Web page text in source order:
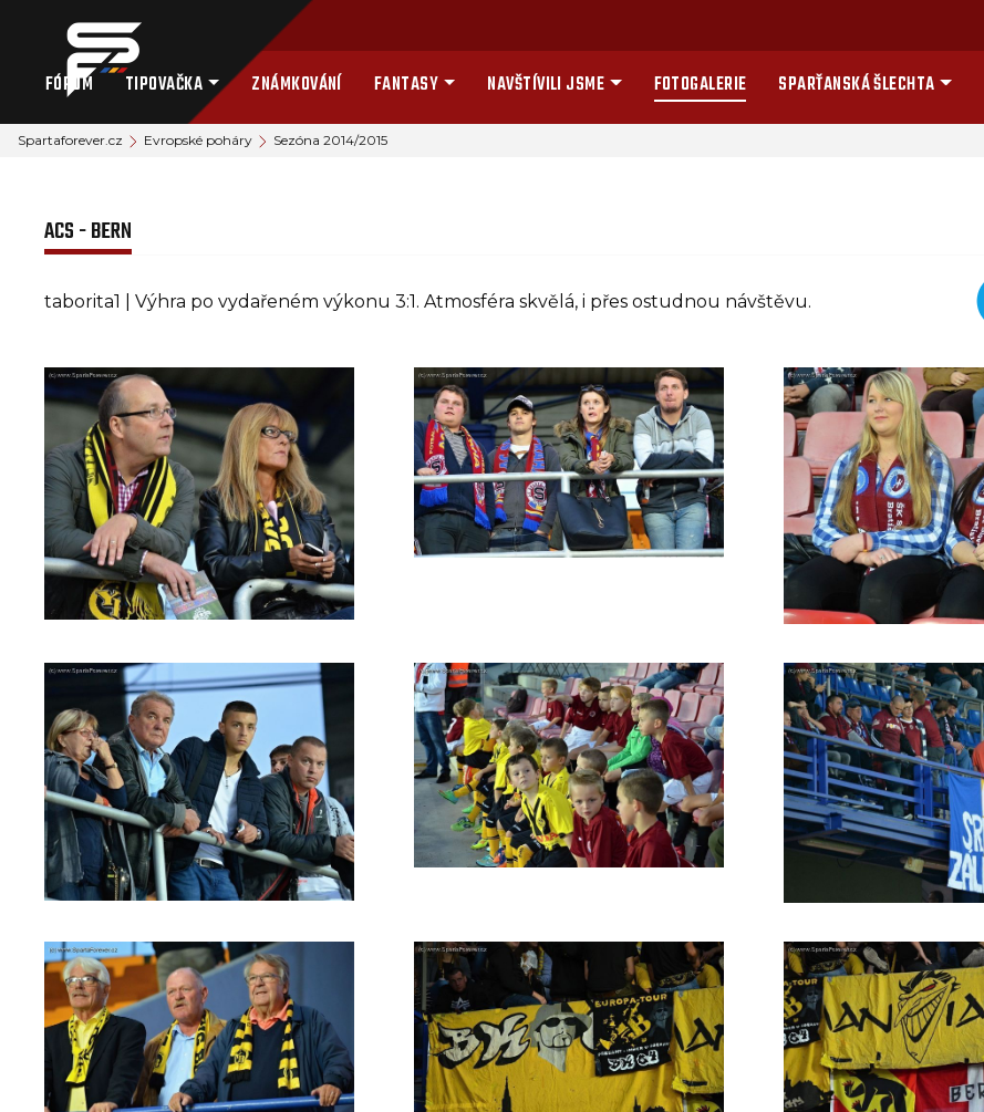
FÓRUM TIPOVAČKA ZNÁMKOVÁNÍ FANTASY NAVŠTÍVILI JSME FOTOGALERIE SPARŤANSKÁ ŠLECHTA
Spartaforever.cz Evropské poháry Sezóna 2014/2015
ACS - BERN
taborita1 | Výhra po vydařeném výkonu 3:1. Atmosféra skvělá, i přes ostudnou návštěvu.